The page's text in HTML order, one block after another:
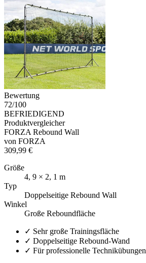
Bewertung
72/100
BEFRIEDIGEND
Produktvergleicher
FORZA Rebound Wall
von FORZA
309,99 €
Größe
4, 9 × 2, 1 m
Typ
Doppelseitige Rebound Wall
Winkel
Große Reboundfläche
✓ Sehr große Trainingsfläche
✓ Doppelseitige Rebound-Wand
✓ Für professionelle Technikübungen